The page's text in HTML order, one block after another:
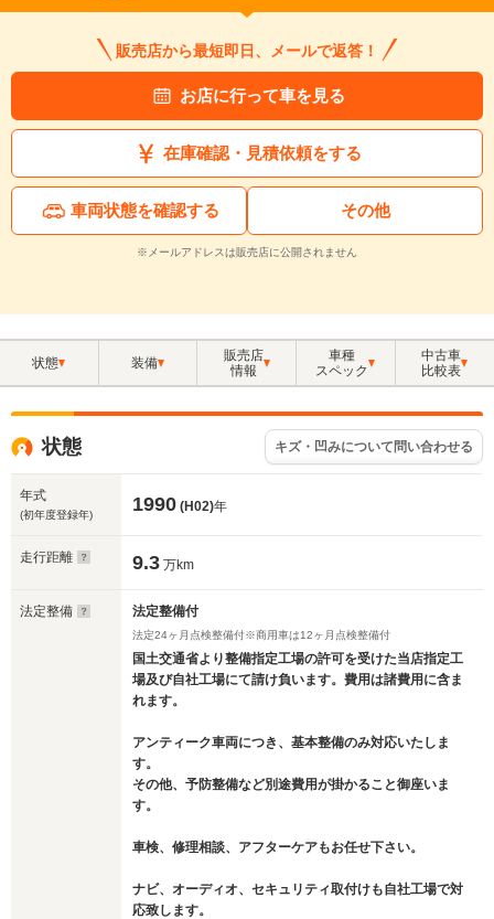
販売店から最短即日、メールで返答！
お店に行って車を見る
在庫確認・見積依頼をする
車両状態を確認する その他
※メールアドレスは販売店に公開されません
状態 装備
販売店
情報
車種
スペック
中古車
比較表
状態 キズ・凹みについて問い合わせる
年式
(初年度登録年) 1990 (H02)年
走行距離 9.3 万km
法定整備 法定整備付
法定24ヶ月点検整備付※商用車は12ヶ月点検整備付
国土交通省より整備指定工場の許可を受けた当店指定工
場及び自社工場にて請け負います。費用は諸費用に含ま
れます。
アンティーク車両につき、基本整備のみ対応いたしま
す。
その他、予防整備など別途費用が掛かること御座いま
す。
車検、修理相談、アフターケアもお任せ下さい。
ナビ、オーディオ、セキュリティ取付けも自社工場で対
応致します。